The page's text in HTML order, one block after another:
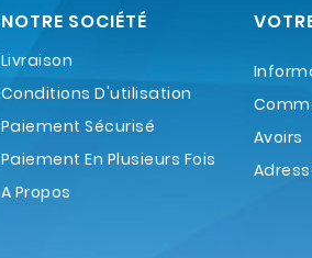
NOTRE SOCIÉTÉ
Livraison
Conditions D'utilisation
Paiement Sécurisé
Paiement En Plusieurs Fois
A Propos
Avoirs